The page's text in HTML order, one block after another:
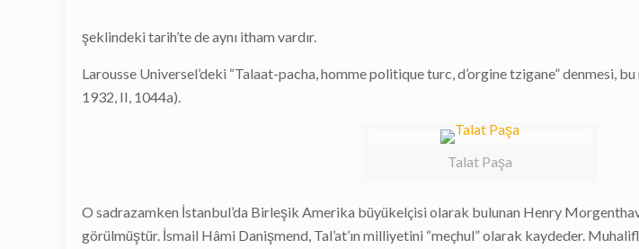
şeklindeki tarih’te de aynı itham vardır.
Larousse Universel’deki “Talaat-pacha, homme politique turc, d’orgine tzigane” denmesi,
1932, II, 1044a).
Talat Paşa
O sadrazamken İstanbul’da Birleşik Amerika büyükelçisi olarak bulunan Henry
görülmüştür. İsmail Hâmi Danişmend, Tal’at’ın milliyetini “meçhul” olarak kaydeder.